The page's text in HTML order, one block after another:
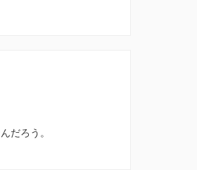
だろう。